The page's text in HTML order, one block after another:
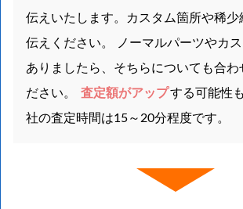
伝えいたします。カスタム箇所や稀少
伝えください。 ノーマルパーツやカ
ありましたら、そちらについても合わ
ださい。
査定額がアップする可能性
社の査定時間は15～20分程度です。